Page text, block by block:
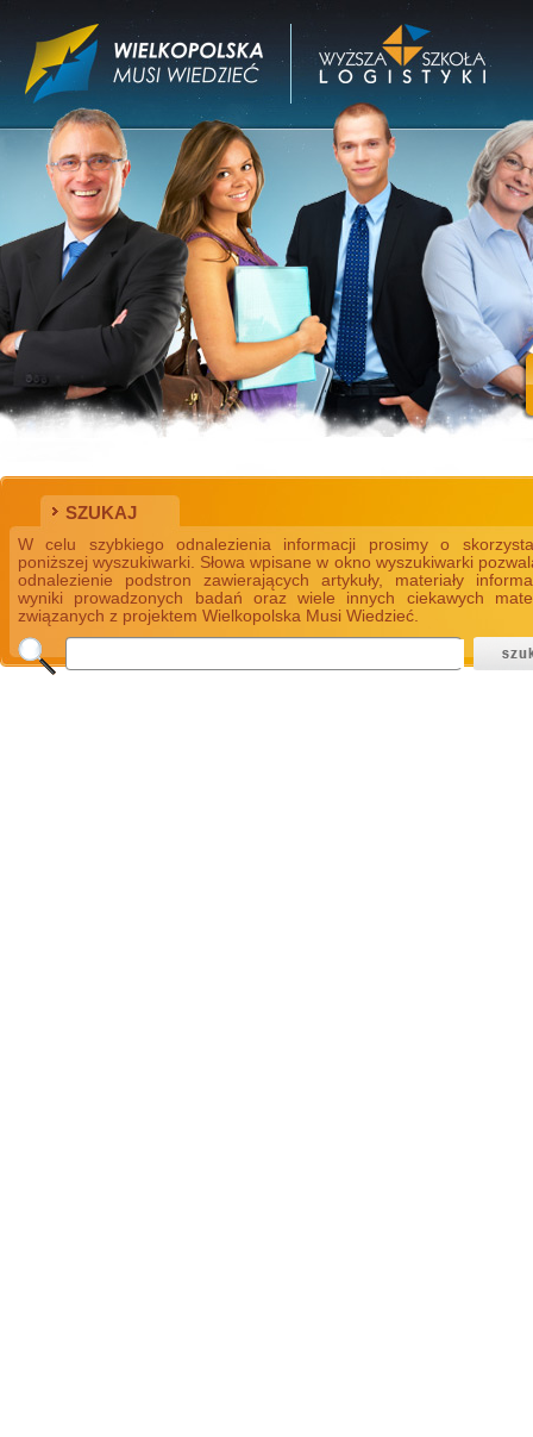
SZUKAJ
W celu szybkiego odnalezienia informacji prosimy o
poniższej wyszukiwarki. Słowa wpisane w okno wyszukiwarki
odnalezienie podstron zawierających artykuły, materiały
wyniki prowadzonych badań oraz wiele innych ciekawych
związanych z projektem Wielkopolska Musi Wiedzieć.